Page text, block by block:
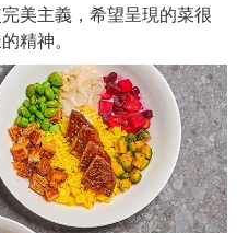
美主義，希望呈現的菜很
精神。